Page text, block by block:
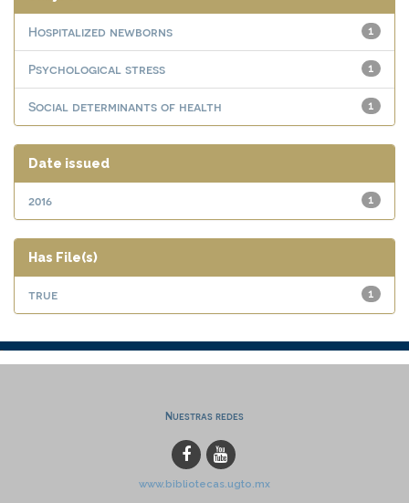
1
Hospitalized newborns
1
Psychological stress
1
Social determinants of health
Date issued
1
2016
Has File(s)
1
true
Nuestras redes
www.bibliotecas.ugto.mx